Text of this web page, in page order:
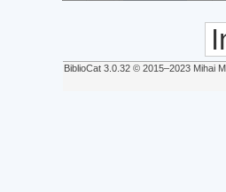
BiblioCat 3.0.32 © 2015‒2023 Mihai